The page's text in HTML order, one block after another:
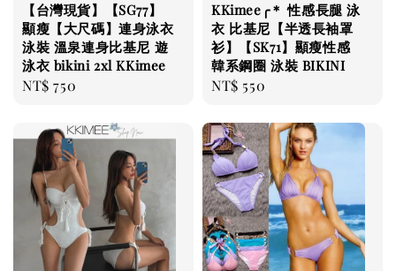
【台灣現貨】【SG77】
顯瘦【大尺碼】連身泳衣
泳裝 溫泉連身比基尼 遊
泳衣 bikini 2xl KKimee
Regular
NT$ 750
KKimee╭＊ 性感長腿 泳
衣 比基尼【半透長袖罩
衫】【SK71】顯瘦性感
韓系鋼圈 泳裝 BIKINI
Regular
NT$ 550